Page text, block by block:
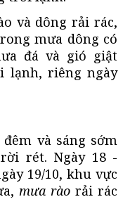
và dông rải rác,
mưa dông có
đá và gió giật
lạnh, riêng ngày
và sáng sớm
rét. Ngày 18 -
19/10, khu vực
mưa rào rải rác